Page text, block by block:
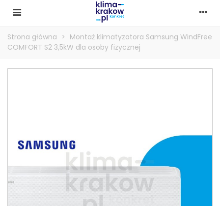
Strona główna > Montaż klimatyzatora Samsung WindFree
COMFORT S2 3,5kW dla osoby fizycznej